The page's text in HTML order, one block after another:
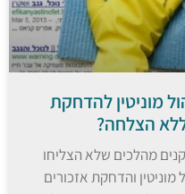
מוניטין להדחקת
ללא הצלחה?
מהלכים שלא הצליחו
והדחקת אזכורים